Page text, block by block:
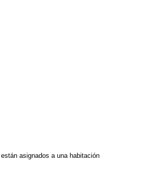
asignados a una habitación